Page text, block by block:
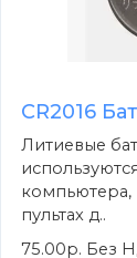
CR2016
Литиевые
компьютера,
пультах д..
75.00р. Без